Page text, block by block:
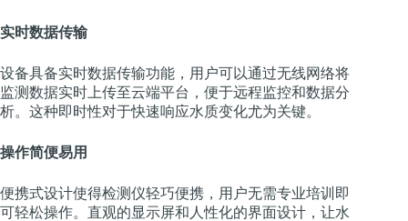
实时数据传输
设备具备实时数据传输功能，用户可以通过无线网络将
监测数据实时上传至云端平台，便于远程监控和数据分
析。这种即时性对于快速响应水质变化尤为关键。
操作简便易用
便携式设计使得检测仪轻巧便携，用户无需专业培训即
可轻松操作。直观的显示屏和人性化的界面设计，让水